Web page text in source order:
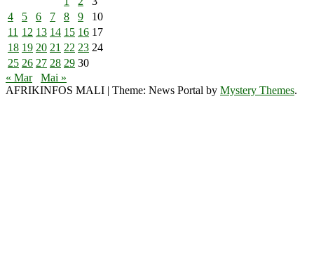
4
5 6 7 8 9
10
11 12 13 14 15 16 17
18 19 20 21 22 23 24
25 26 27 28 29 30
« Mar
Mai »
AFRIKINFOS MALI | Theme: News Portal by Mystery Themes.